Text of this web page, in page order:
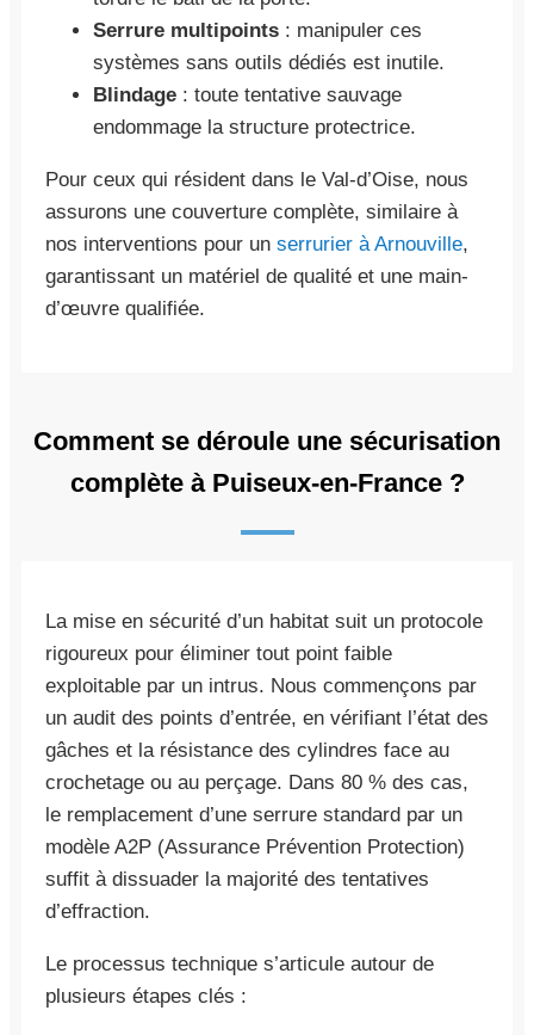
Serrure multipoints : manipuler ces
systèmes sans outils dédiés est inutile.
Blindage : toute tentative sauvage
endommage la structure protectrice.
Pour ceux qui résident dans le Val-d’Oise, nous
assurons une couverture complète, similaire à
nos interventions pour un serrurier à Arnouville,
garantissant un matériel de qualité et une main-
d’œuvre qualifiée.
Comment se déroule une sécurisation
complète à Puiseux-en-France ?
La mise en sécurité d’un habitat suit un protocole
rigoureux pour éliminer tout point faible
exploitable par un intrus. Nous commençons par
un audit des points d’entrée, en vérifiant l’état des
gâches et la résistance des cylindres face au
crochetage ou au perçage. Dans 80 % des cas,
le remplacement d’une serrure standard par un
modèle A2P (Assurance Prévention Protection)
suffit à dissuader la majorité des tentatives
d’effraction.
Le processus technique s’articule autour de
plusieurs étapes clés :